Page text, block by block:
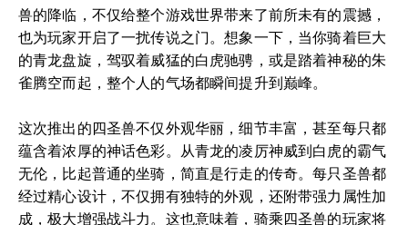
兽的降临，不仅给整个游戏世界带来了前所未有的震撼，
也为玩家开启了一扰传说之门。想象一下，当你骑着巨大
的青龙盘旋，驾驭着威猛的白虎驰骋，或是踏着神秘的朱
雀腾空而起，整个人的气场都瞬间提升到巅峰。
这次推出的四圣兽不仅外观华丽，细节丰富，甚至每只都
蕴含着浓厚的神话色彩。从青龙的凌厉神威到白虎的霸气
无伦，比起普通的坐骑，简直是行走的传奇。每只圣兽都
经过精心设计，不仅拥有独特的外观，还附带强力属性加
成，极大增强战斗力。这也意味着，骑乘四圣兽的玩家将